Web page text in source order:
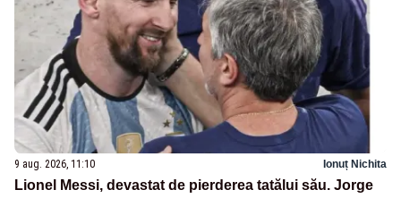
9 aug. 2026, 11:10 Ionuț Nichita
Lionel Messi, devastat de pierderea tatălui său. Jorge